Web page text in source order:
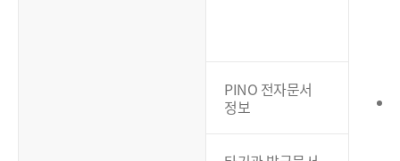
PINO 전자문서
정보